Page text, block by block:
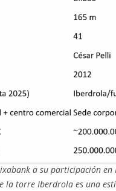
a su participación
la torre Iberdrola es una